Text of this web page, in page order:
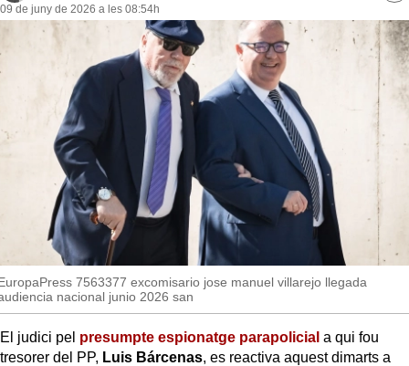
MésQueMercats
JudiciExprés
INVESTIGACIÓ
INTERNACIONAL
OPINIÓ
MUNICIPIS
09 de juny de 2026 a les 08:54h
7563377 excomisario jose manuel villarejo llegada
nacional junio 2026 san
El judici pel presumpte espionatge parapolicial a qui fou
tresorer del PP, Luis Bárcenas, es reactiva aquest dimarts a